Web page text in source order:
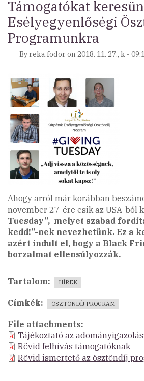
Támogatókat
Esélyegyenlőségi
Programunkra
By reka.fodor on 2018. 11. 27., k -
Ahogy arról már korábban
november 27-ére esik az USA-ból
Tuesday”, melyet szabad
kedd!”-nek nevezhetünk. Ez a
azért indult el, hogy a Black
borzalmat ellensúlyozzák.
Tartalom HÍREK
Címkék ÖSZTÖNDÍJ PROGRAM
File attachments
Tájékoztató az
Rövid felhívás támogatóknak
Rövid ismertető az ösztöndíj